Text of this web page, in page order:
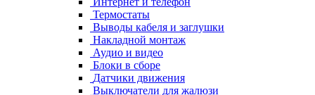
Термостаты
Выводы кабеля и заглушки
Накладной монтаж
Аудио и видео
Блоки в сборе
Датчики движения
Выключатели для жалюзи